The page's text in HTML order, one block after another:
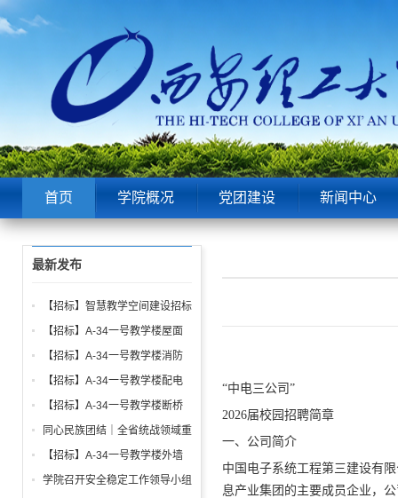
首页 学院概况 党团建设 新闻中心
“中电三公司”
2026届校园招聘简章
一、公司简介
中国电子系统工程第三建设有
息产业集团的主要成员企业，
最新发布
【招标】智慧教学空间建设招标
公告
【招标】A-34一号教学楼屋面
找坡层及保温层工程招标公告
【招标】A-34一号教学楼消防
给水、电气、通风系统与防火门
调试工程招标公告
【招标】A-34一号教学楼配电
箱、柜采购招标文件
【招标】A-34一号教学楼断桥
铝合金窗深化设计、制作安装招
标公告
同心民族团结｜全省统战领域重
点工作推进会召开
【招标】A-34一号教学楼外墙
保温及饰面工程招标公告
学院召开安全稳定工作领导小组